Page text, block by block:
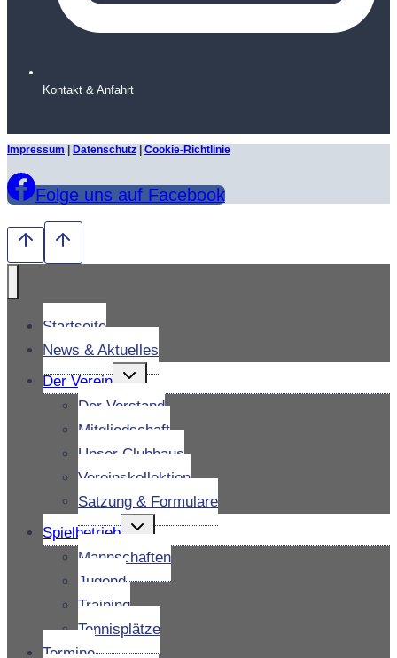
Kontakt & Anfahrt
Impressum Datenschutz Cookie-Richtlinie
Folge uns auf Facebook
Startseite
News & Aktuelles
Der Verein
Untermenü
umschalten
Der Vorstand
Mitgliedschaft
Unser Clubhaus
Vereinskollektion
Satzung & Formulare
Spielbetrieb
Untermenü
umschalten
Mannschaften
Jugend
Training
Tennisplätze
Termine